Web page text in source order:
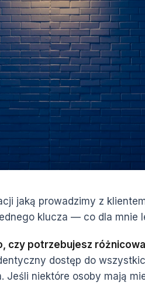
jaką prowadzimy z
klucza — co dla mnie
czy potrzebujesz
dostęp do
Jeśli niektóre osoby mają